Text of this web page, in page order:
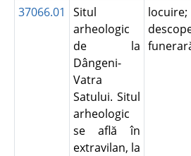
37066.01
Situl
arheologic
de la
Dângeni-
Vatra
Satului. Situl
arheologic
se află în
extravilan, la
locuire;